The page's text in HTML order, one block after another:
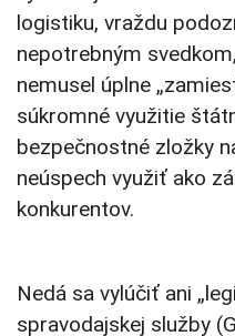
logistiku, vraždu
nepotrebným
nemusel úplne
súkromné využitie
bezpečnostné zložky
neúspech využiť ako
konkurentov.
Nedá sa vylúčiť ani
spravodajskej služby